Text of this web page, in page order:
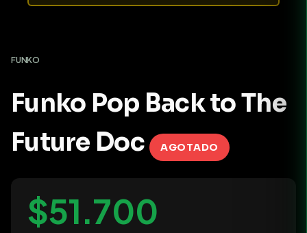
FUNKO
Funko Pop Back to The
Future Doc
AGOTADO
$51.700